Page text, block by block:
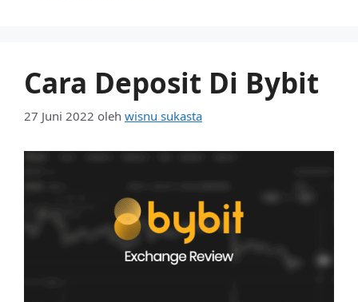
Cara Deposit Di Bybit
27 Juni 2022 oleh wisnu sukasta